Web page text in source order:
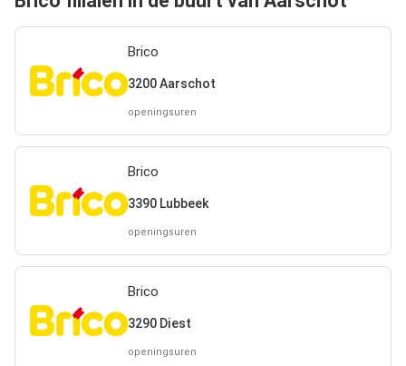
Brico
3200 Aarschot
openingsuren
Brico
3390 Lubbeek
openingsuren
Brico
3290 Diest
openingsuren